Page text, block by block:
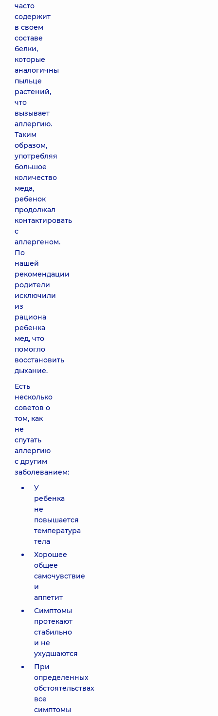
часто
содержит
в своем
составе
белки,
которые
аналогичны
пыльце
растений,
что
вызывает
аллергию.
Таким
образом,
употребляя
большое
количество
меда,
ребенок
продолжал
контактировать
с
аллергеном.
По
нашей
рекомендации
родители
исключили
из
рациона
ребенка
мед, что
помогло
восстановить
дыхание.
Есть
несколько
советов о
том, как
не
спутать
аллергию
с другим
заболеванием:
У
ребенка
не
повышается
температура
тела
Хорошее
общее
самочувствие
и
аппетит
Симптомы
протекают
стабильно
и не
ухудшаются
При
определенных
обстоятельствах
все
симптомы